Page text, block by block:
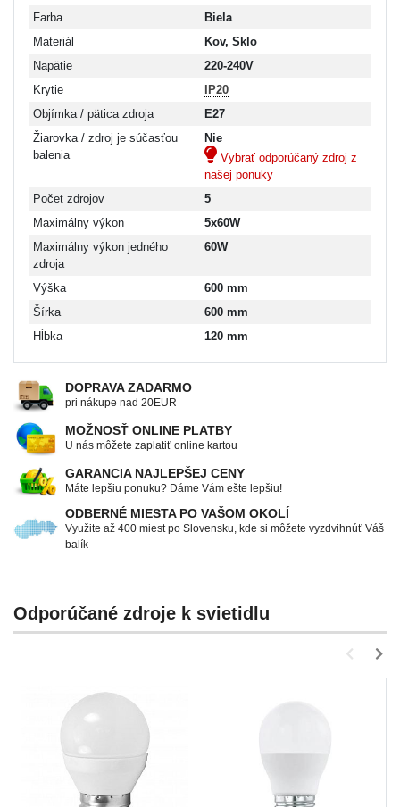
Farba
Biela
Materiál
Kov, Sklo
Napätie
220-240V
Krytie
IP20
Objímka / pätica zdroja
E27
Žiarovka / zdroj je súčasťou
balenia
Nie
Vybrať odporúčaný zdroj z
našej ponuky
Počet zdrojov
5
Maximálny výkon
5x60W
Maximálny výkon jedného
zdroja
60W
Výška
600 mm
Šírka
600 mm
Hĺbka
120 mm
DOPRAVA ZADARMO
pri nákupe nad 20EUR
MOŽNOSŤ ONLINE PLATBY
U nás môžete zaplatiť online kartou
GARANCIA NAJLEPŠEJ CENY
Máte lepšiu ponuku? Dáme Vám ešte lepšiu!
ODBERNÉ MIESTA PO VAŠOM OKOLÍ
Využite až 400 miest po Slovensku, kde si môžete vyzdvihnúť Váš
balík
Odporúčané zdroje k svietidlu